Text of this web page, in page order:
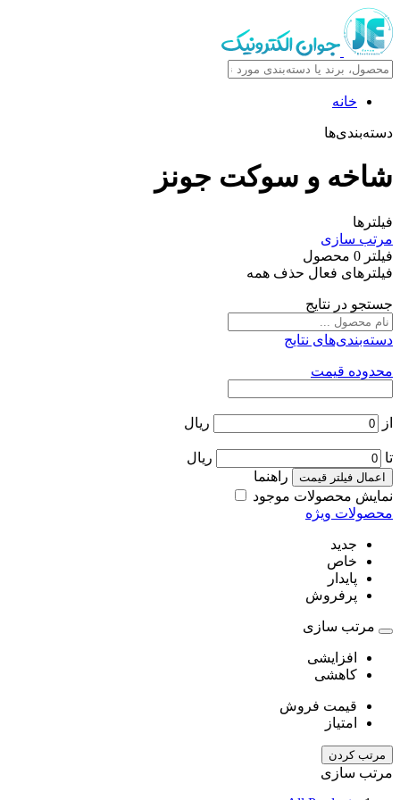
خانه
دسته‌بندی‌ها
شاخه و سوکت جونز
فیلترها
مرتب سازی
فیلتر 0 محصول
فیلترهای فعال حذف همه
جستجو در نتایج
دسته‌بندی‌های نتایج
محدوده قیمت
از ریال
تا ریال
اعمال فیلتر قیمت
راهنما
نمایش محصولات موجود
محصولات ویژه
جدید
خاص
پایدار
پرفروش
مرتب سازی
افزایشی
کاهشی
قیمت فروش
امتیاز
مرتب کردن
مرتب سازی